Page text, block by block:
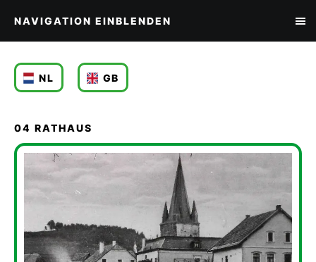
NAVIGATION EINBLENDEN
NL GB
04 RATHAUS